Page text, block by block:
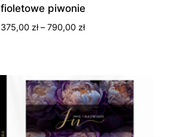
fioletowe piwonie
375,00 zł – 790,00 złZakres
do
790,00 zł